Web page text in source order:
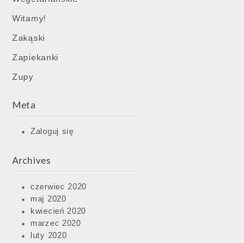
Witamy!
Zakąski
Zapiekanki
Zupy
Meta
Zaloguj się
Archives
czerwiec 2020
maj 2020
kwiecień 2020
marzec 2020
luty 2020